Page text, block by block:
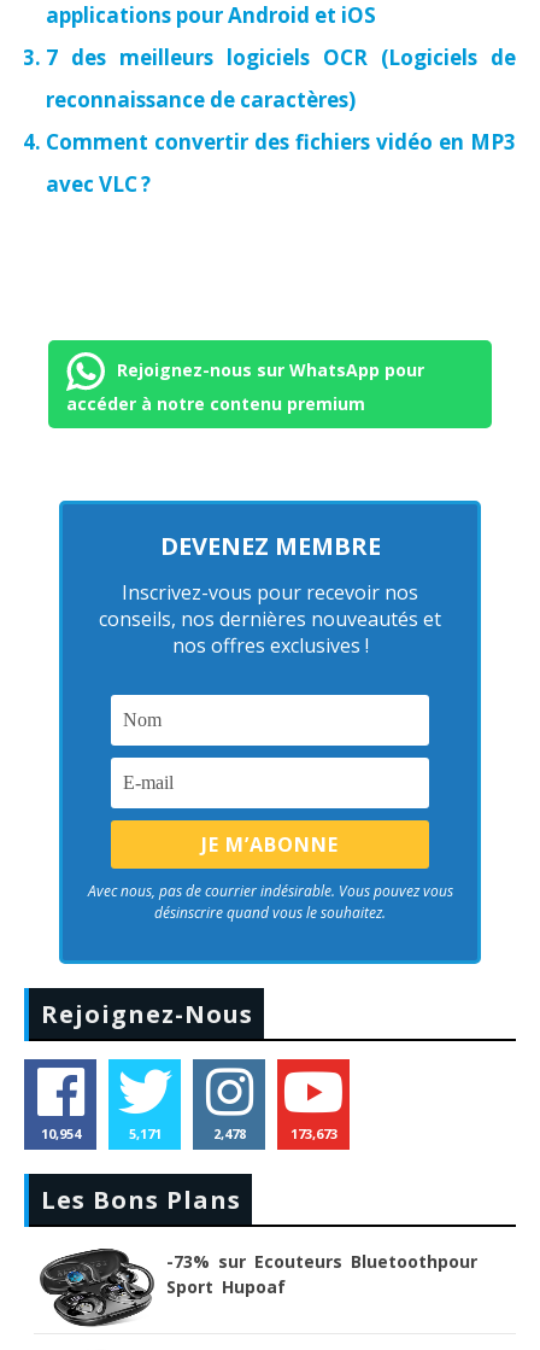
applications pour Android et iOS
7 des meilleurs logiciels OCR (Logiciels de
reconnaissance de caractères)
Comment convertir des fichiers vidéo en MP3
avec VLC ?
Rejoignez-nous sur WhatsApp pour
accéder à notre contenu premium
DEVENEZ MEMBRE
Inscrivez-vous pour recevoir nos
conseils, nos dernières nouveautés et
nos offres exclusives !
Avec nous, pas de courrier indésirable. Vous pouvez vous
désinscrire quand vous le souhaitez.
Rejoignez-Nous
10,954 5,171 2,478 173,673
Les Bons Plans
-73% sur Ecouteurs Bluetoothpour
Sport Hupoaf